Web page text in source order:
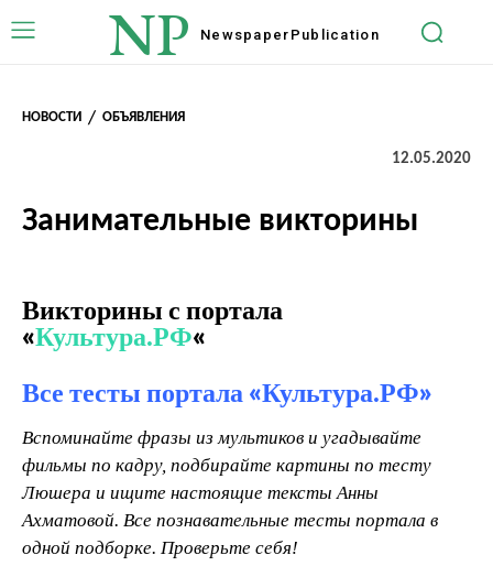
NP Newspaper Publication
НОВОСТИ ОБЪЯВЛЕНИЯ
12.05.2020
Занимательные викторины
Викторины с портала
«Культура.РФ«
Все тесты портала «Культура.РФ»
Вспоминайте фразы из мультиков и угадывайте
фильмы по кадру, подбирайте картины по тесту
Люшера и ищите настоящие тексты Анны
Ахматовой. Все познавательные тесты портала в
одной подборке. Проверьте себя!